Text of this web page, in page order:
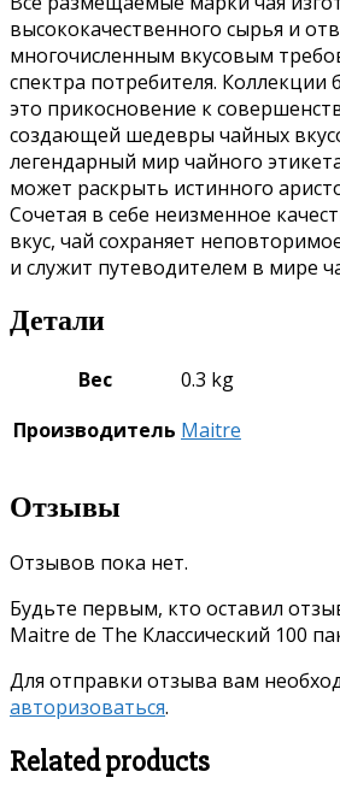
высококачественного сырья и
многочисленным вкусовым
спектра потребителя. Коллекции
это прикосновение к
создающей шедевры чайных
легендарный мир чайного
может раскрыть истинного
Сочетая в себе неизменное
вкус, чай сохраняет
и служит путеводителем в мире
Детали
Вес
0.3 kg
Производитель Maitre
Отзывы
Отзывов пока нет.
Будьте первым, кто оставил
Maitre de The Классический 100
Для отправки отзыва вам
авторизоваться.
Related products